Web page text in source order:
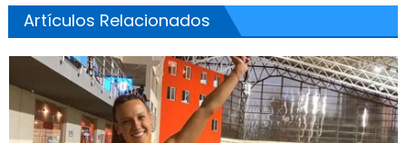
Artículos Relacionados